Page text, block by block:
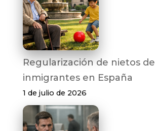
Regularización de nietos de
inmigrantes en España
1 de julio de 2026